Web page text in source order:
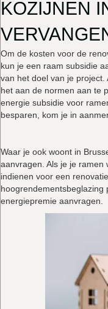
KOZIJNEN
Om de kosten voor de
kun je een raam subsidie
van het doel van je
het aan de normen aan te
energie subsidie voor
besparen, kom je in
Waar je ook woont in
aanvragen. Als je je ramen
indienen voor een
hoogrendementsbeglazing
energiepremie aanvragen.